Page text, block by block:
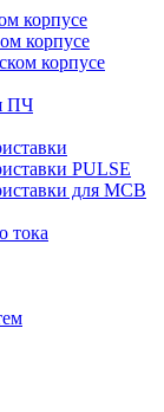
корпусе
корпусе
корпусе
ПЧ
PULSE
для MCB
тока